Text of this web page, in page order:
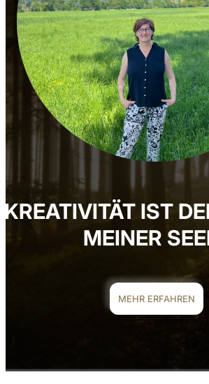
KREATIVITÄT IST
MEINER
MEHR ERFAHREN